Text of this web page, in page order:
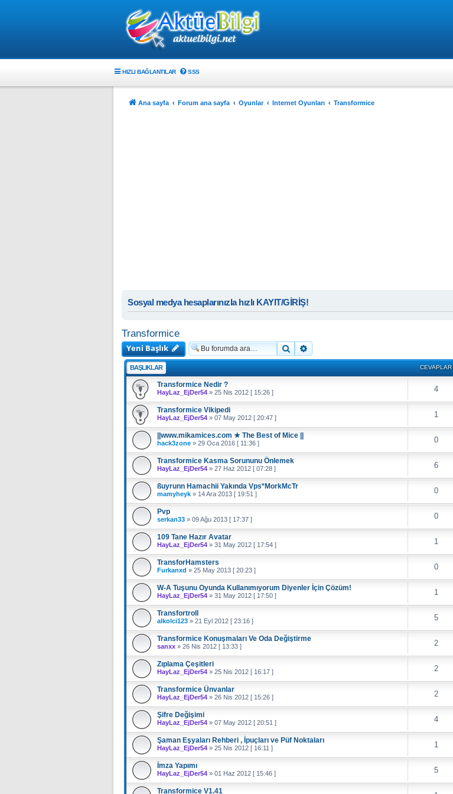
HIZLI BAĞLANTILAR SSS
Ana sayfa Forum ana sayfa Oyunlar Internet Oyunları Transformice
Sosyal medya hesaplarınızla hızlı KAYIT/GİRİŞ!
Transformice
Yeni Başlık
Ara
BAŞLIKLAR CEVAPLAR
Transformice Nedir ?
HayLaz_EjDer54 » 25 Nis 2012 [ 15:26 ] 4
Transformice Vikipedi
HayLaz_EjDer54 » 07 May 2012 [ 20:47 ] 1
||www.mikamices.com ★ The Best of Mice ||
hack3zone » 29 Oca 2016 [ 11:36 ] 0
Transformice Kasma Sorununu Önlemek
HayLaz_EjDer54 » 27 Haz 2012 [ 07:28 ] 6
ßuyrunn Hamachii Yakında Vps*MorkMcTr
mamyheyk » 14 Ara 2013 [ 19:51 ] 0
Pvp
serkan33 » 09 Ağu 2013 [ 17:37 ] 0
109 Tane Hazır Avatar
HayLaz_EjDer54 » 31 May 2012 [ 17:54 ] 1
TransforHamsters
Furkanxd » 25 May 2013 [ 20:23 ] 0
W-A Tuşunu Oyunda Kullanımıyorum Diyenler İçin Çözüm!
HayLaz_EjDer54 » 31 May 2012 [ 17:50 ] 1
Transfortroll
alkolci123 » 21 Eyl 2012 [ 23:16 ] 5
Transformice Konuşmaları Ve Oda Değiştirme
sanxx » 26 Nis 2012 [ 13:33 ] 2
Zıplama Çeşitleri
HayLaz_EjDer54 » 25 Nis 2012 [ 16:17 ] 2
Transformice Ünvanlar
HayLaz_EjDer54 » 26 Nis 2012 [ 15:26 ] 2
Şifre Değişimi
HayLaz_EjDer54 » 07 May 2012 [ 20:51 ] 4
Şaman Eşyaları Rehberi , İpuçları ve Püf Noktaları
HayLaz_EjDer54 » 25 Nis 2012 [ 16:11 ] 1
İmza Yapımı
HayLaz_EjDer54 » 01 Haz 2012 [ 15:46 ] 5
Transformice V1.41